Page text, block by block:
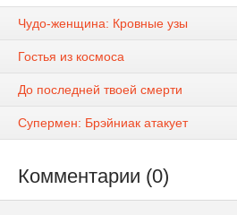
Чудо-женщина: Кровные узы
Гостья из космоса
До последней твоей смерти
Супермен: Брэйниак атакует
Комментарии (0)